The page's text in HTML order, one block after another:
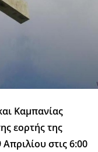
Καμπανίας
εορτής της
στις 6:00